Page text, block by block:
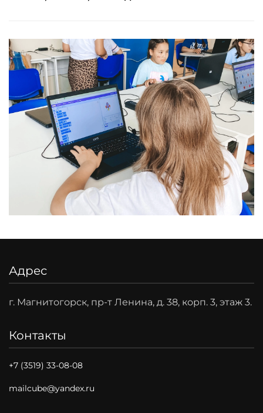
Адрес
г. Магнитогорск, пр-т Ленина, д. 38, корп. 3, этаж 3.
Контакты
+7 (3519) 33-08-08
mailcube@yandex.ru